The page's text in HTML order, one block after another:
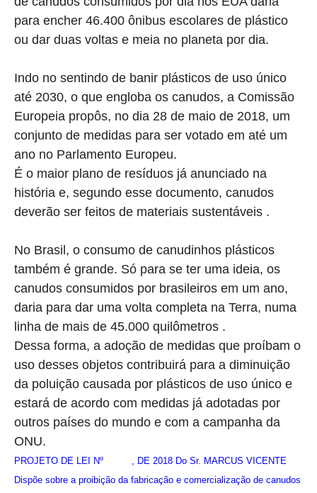
para encher 46.400 ônibus escolares de plástico
ou dar duas voltas e meia no planeta por dia.
Indo no sentindo de banir plásticos de uso único
até 2030, o que engloba os canudos, a Comissão
Europeia propôs, no dia 28 de maio de 2018, um
conjunto de medidas para ser votado em até um
ano no Parlamento Europeu.
É o maior plano de resíduos já anunciado na
história e, segundo esse documento, canudos
deverão ser feitos de materiais sustentáveis .
No Brasil, o consumo de canudinhos plásticos
também é grande. Só para se ter uma ideia, os
canudos consumidos por brasileiros em um ano,
daria para dar uma volta completa na Terra, numa
linha de mais de 45.000 quilômetros .
Dessa forma, a adoção de medidas que proíbam o
uso desses objetos contribuirá para a diminuição
da poluição causada por plásticos de uso único e
estará de acordo com medidas já adotadas por
outros países do mundo e com a campanha da
ONU.
PROJETO DE LEI Nº , DE 2018 Do Sr. MARCUS VICENTE
Dispõe sobre a proibição da fabricação e comercialização de canudos